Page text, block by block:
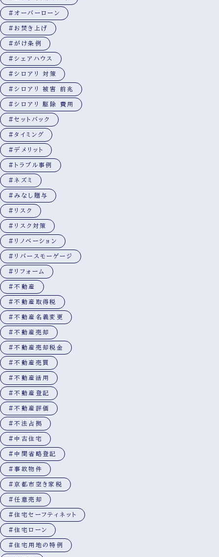
#オーバーローン
#お焚き上げ
#がけ条例
#シェアハウス
#シロアリ 対策
#シロアリ 被害 前兆
#シロアリ 駆除 費用
#セットバック
#タイミング
#デメリット
#トラブル事例
#ネズミ
#みなし贈与
#リスク
#リスク対策
#リノベーション
#リバースモーゲージ
#リフォーム
#不動産
#不動産取得税
#不動産名義変更
#不動産売却
#不動産売却税金
#不動産売買
#不動産活用
#不動産登記
#不動産評価
#不法占拠
#中古住宅
#中間省略登記
#事故物件
#京都市空き家税
#任意売却
#住宅セーフティネット
#住宅ローン
#住宅用地の特例